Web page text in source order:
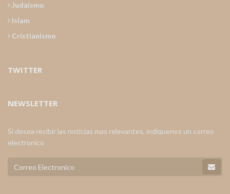
Judaismo
Islam
Cristianismo
TWITTER
NEWSLETTER
Si desea recibir las noticias mas relevantes, indiquenos un correo
electronico